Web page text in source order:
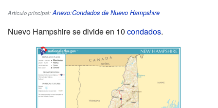
Artículo principal: Anexo:Condados de Nuevo Hampshire
Nuevo Hampshire se divide en 10 condados.